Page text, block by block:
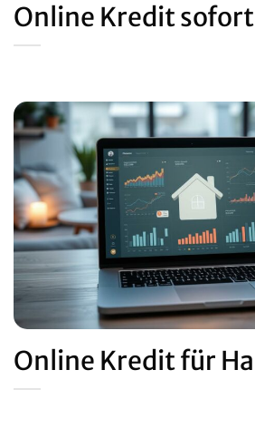
Online Kredit
Online Kredit für